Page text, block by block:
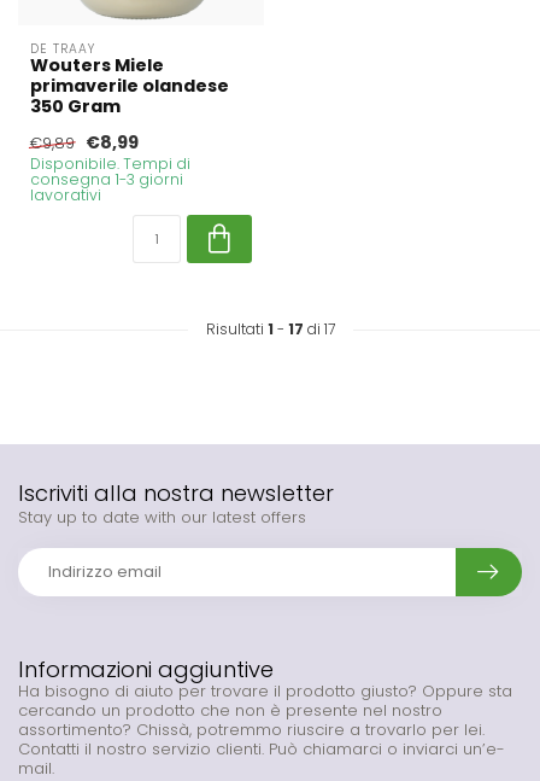
DE TRAAY
Wouters Miele
primaverile olandese
350 Gram
€9,89 €8,99
Disponibile. Tempi di
consegna 1-3 giorni
lavorativi
Risultati 1 - 17 di 17
Informazioni aggiuntive
Ha bisogno di aiuto per trovare il prodotto giusto? Oppure sta
cercando un prodotto che non è presente nel nostro
assortimento? Chissà, potremmo riuscire a trovarlo per lei.
Contatti il nostro servizio clienti. Può chiamarci o inviarci un’e-
mail.
Iscriviti alla nostra newsletter
Stay up to date with our latest offers